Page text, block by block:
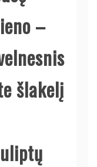
–
šlakelį